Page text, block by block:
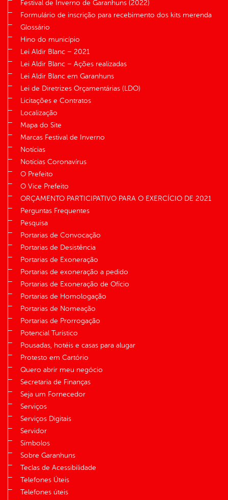
Festival de Inverno de Garanhuns (2022)
Formulário de inscrição para recebimento dos kits merenda
Glossário
Hino do município
Lei Aldir Blanc – 2021
Lei Aldir Blanc – Ações realizadas
Lei Aldir Blanc em Garanhuns
Lei de Diretrizes Orçamentárias (LDO)
Licitações e Contratos
Localização
Mapa do Site
Marcas Festival de Inverno
Notícias
Notícias Coronavírus
O Prefeito
O Vice Prefeito
ORÇAMENTO PARTICIPATIVO PARA O EXERCÍCIO DE 2021
Perguntas Frequentes
Pesquisa
Portarias de Convocação
Portarias de Desistência
Portarias de Exoneração
Portarias de exoneração a pedido
Portarias de Exoneração de Ofício
Portarias de Homologação
Portarias de Nomeação
Portarias de Prorrogação
Potencial Turístico
Pousadas, hotéis e casas para alugar
Protesto em Cartório
Quero abrir meu negócio
Secretaria de Finanças
Seja um Fornecedor
Serviços
Serviços Digitais
Servidor
Símbolos
Sobre Garanhuns
Teclas de Acessibilidade
Telefones Úteis
Telefones úteis